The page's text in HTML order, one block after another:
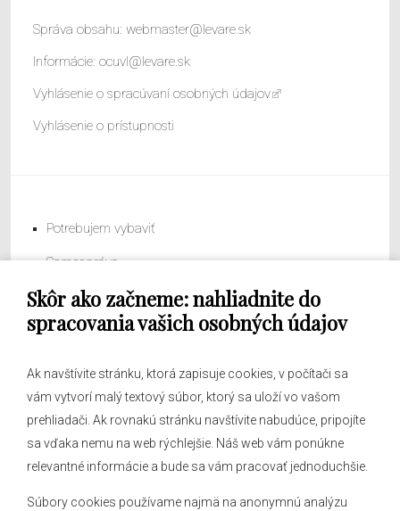
Skôr ako začneme: nahliadnite do
spracovania vašich osobných údajov
Ak navštívite stránku, ktorá zapisuje cookies, v počítači sa
vám vytvorí malý textový súbor, ktorý sa uloží vo vašom
prehliadači. Ak rovnakú stránku navštívite nabudúce, pripojíte
sa vďaka nemu na web rýchlejšie. Náš web vám ponúkne
relevantné informácie a bude sa vám pracovať jednoduchšie.
Súbory cookies používame najmä na anonymnú analýzu
Správa obsahu: webmaster@levare.sk
Informácie: ocuvl@levare.sk
Vyhlásenie o spracúvaní osobných údajov
Vyhlásenie o prístupnosti
Potrebujem vybaviť
Samospráva
Obecný úrad
O obci
Hlásenia obecného rozhlasu